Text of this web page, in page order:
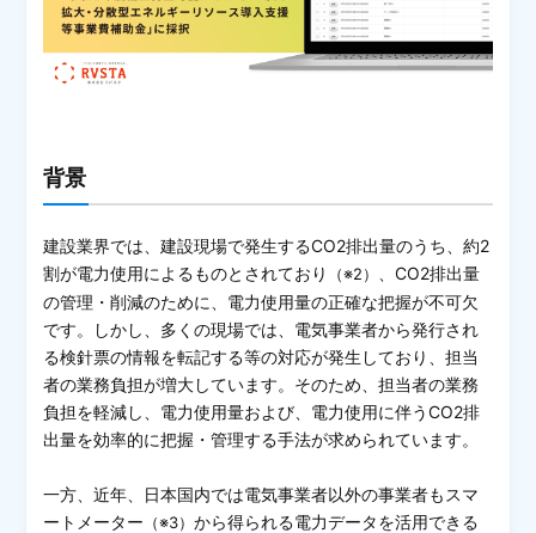
背景
建設業界では、建設現場で発生するCO2排出量のうち、約2
割が電力使用によるものとされており
（※2）
、CO2排出量
の管理・削減のために、電力使用量の正確な把握が不可欠
です。しかし、多くの現場では、電気事業者から発行され
る検針票の情報を転記する等の対応が発生しており、担当
者の業務負担が増大しています。そのため、担当者の業務
負担を軽減し、電力使用量および、電力使用に伴うCO2排
出量を効率的に把握・管理する手法が求められています。
一方、近年、日本国内では電気事業者以外の事業者もスマ
ートメーター （※3）から得られる電力データを活用できる